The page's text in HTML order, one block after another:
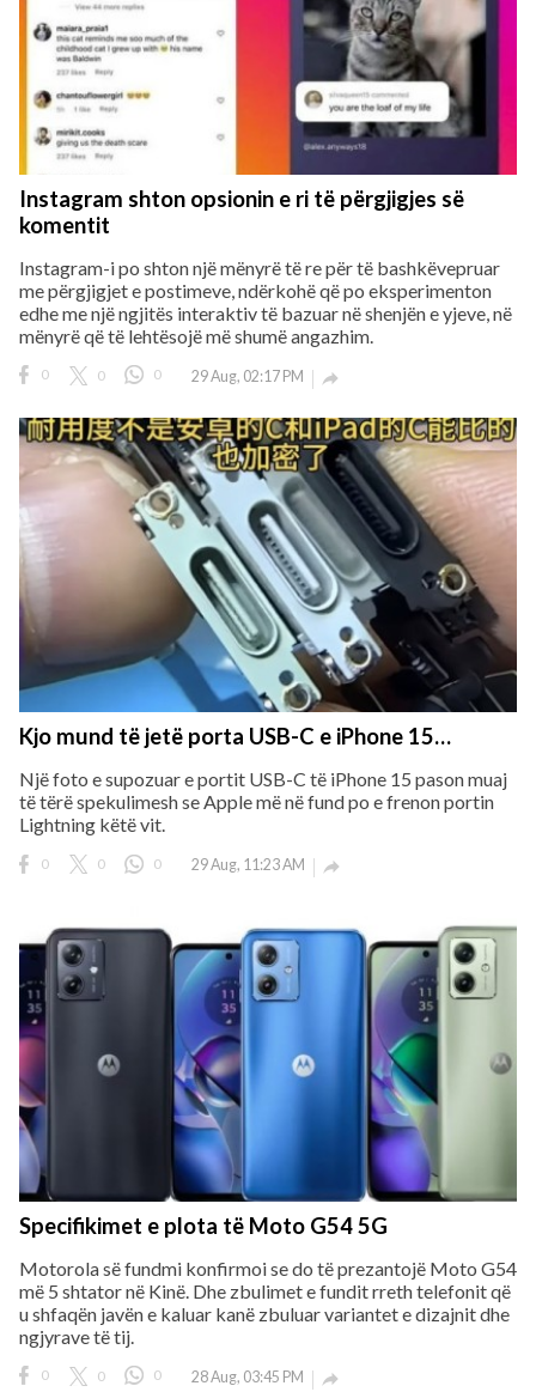
Instagram shton opsionin e ri të përgjigjes së
komentit
Instagram-i po shton një mënyrë të re për të bashkëvepruar
me përgjigjet e postimeve, ndërkohë që po eksperimenton
edhe me një ngjitës interaktiv të bazuar në shenjën e yjeve, në
mënyrë që të lehtësojë më shumë angazhim.
0 0 0 29 Aug, 02:17 PM 
Kjo mund të jetë porta USB-C e iPhone 15…
Një foto e supozuar e portit USB-C të iPhone 15 pason muaj
të tërë spekulimesh se Apple më në fund po e frenon portin
Lightning këtë vit.
0 0 0 29 Aug, 11:23 AM 
Specifikimet e plota të Moto G54 5G
Motorola së fundmi konfirmoi se do të prezantojë Moto G54
më 5 shtator në Kinë. Dhe zbulimet e fundit rreth telefonit që
u shfaqën javën e kaluar kanë zbuluar variantet e dizajnit dhe
ngjyrave të tij.
0 0 0 28 Aug, 03:45 PM 